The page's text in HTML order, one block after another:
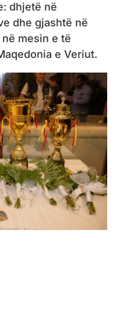
dhjetë në
dhe gjashtë në
mesin e të
e Veriut.